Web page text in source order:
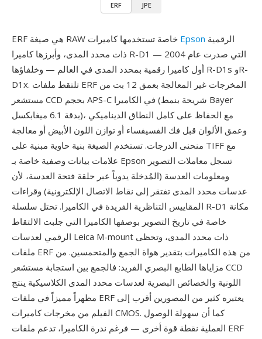
ERF JPE
Epson
ذات محدد المدى، وأبرزها كاميرا R-D1 التي صدرت عام 2004 —
أول كاميرا رقمية بمحدد المدى في العالم — وخلفاؤها R-D1s وR-
D1x. تلتقط ملفات ERF المخرجات غير المعالجة بعمق 12 بت من
مستشعر CCD بحجم APS-C في الكاميرا (شريحة بنمط Bayer
بدقة 6.1 ميغابكسل)، مع الحفاظ على كامل النطاق الديناميكي
وعمق الألوان قبل فك الفسيفساء أو توازن اللون الأبيض أو معالجة
منحنى الدرجات. تستخدم الصيغة بنية حاوية مبنية على TIFF مع
علامات بيانات وصفية خاصة بـ Epson تسجل معاملات التصوير
ومعلومات العدسة (المُدخلة يدوياً عبر حلقة فتحة العدسة، لأن
عدسات محدد المدى تفتقر إلى نقاط الاتصال الإلكترونية) وقراءات
المقاييس التناظرية الفريدة في الكاميرا. تحتل سلسلة R-D1 مكانة
خاصة في تاريخ التصوير بوصفها الكاميرا التي جلبت الالتقاط
الرقمي لعدسات Leica M-mount ذات محدد المدى، وتحظى
ملفات ERF من هذه الكاميرات بتقدير هواة الجمع والمتحمسين. من
مزاياها الطابع البصري الفريد: فالجمع بين استجابة مستشعر CCD
اللونية والخصائص البصرية لعدسات محدد المدى الكلاسيكية ينتج
مظهراً مميزاً في ملفات ERF يعتبره كثير من المصورين أقرب إلى
الفيلم من مخرجات كاميرات CMOS. كما أن سهولة الوصول
العملية نقطة قوة أخرى — فرغم ندرة الكاميرا، تدعم ملفات ERF